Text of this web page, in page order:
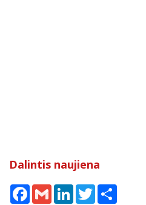
Dalintis naujiena
Facebook
Gmail LinkedInTwitter